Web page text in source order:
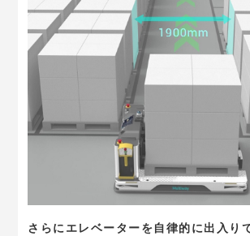
さらにエレベーターを自律的に出入り